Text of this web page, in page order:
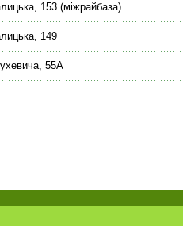
153 (міжрайбаза)
149
55А